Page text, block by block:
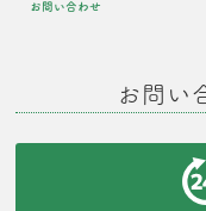
お問い合わせ
お問い